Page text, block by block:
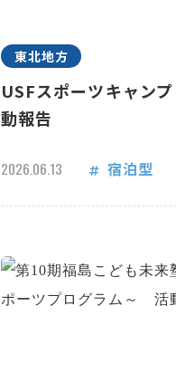
東北地方
USFスポーツキャン
動報告
2026.06.13 宿泊型